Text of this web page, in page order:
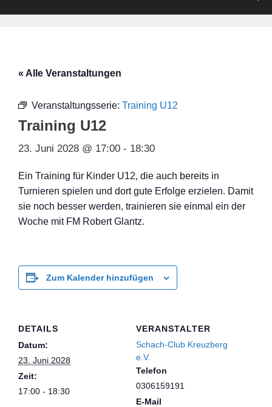
« Alle Veranstaltungen
Veranstaltungsserie: Training U12
Training U12
23. Juni 2028 @ 17:00 - 18:30
Ein Training für Kinder U12, die auch bereits in
Turnieren spielen und dort gute Erfolge erzielen. Damit
sie noch besser werden, trainieren sie einmal ein der
Woche mit FM Robert Glantz.
Zum Kalender hinzufügen
DETAILS
Datum:
23. Juni 2028
Zeit:
17:00 - 18:30
VERANSTALTER
Schach-Club Kreuzberg
e.V.
Telefon
0306159191
E-Mail